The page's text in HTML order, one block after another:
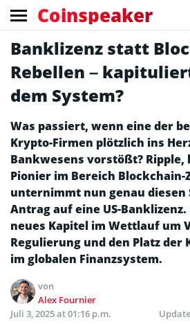
Coinspeaker
Banklizenz statt
Rebellen –
dem System?
Was passiert, wenn eine der
Krypto-Firmen plötzlich ins
Bankwesens vorstößt?
Pionier im Bereich Blockchain-
unternimmt nun genau diesen
Antrag auf eine US-
neues Kapitel im Wettlauf um
Regulierung und den Platz
im globalen Finanzsystem.
von
Alex Fournier
Juli 3, 2025 at 01:16 p.m.